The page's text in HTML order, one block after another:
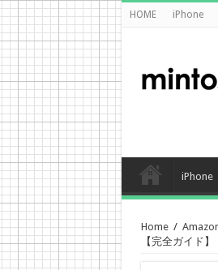
HOME iPhone
iPhone
Home /
【完全ガイド】